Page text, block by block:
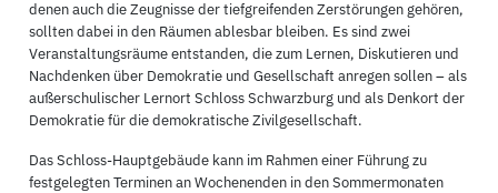
denen auch die Zeugnisse der tiefgreifenden Zerstörungen gehören,
sollten dabei in den Räumen ablesbar bleiben. Es sind zwei
Veranstaltungsräume entstanden, die zum Lernen, Diskutieren und
Nachdenken über Demokratie und Gesellschaft anregen sollen – als
außerschulischer Lernort Schloss Schwarzburg und als Denkort der
Demokratie für die demokratische Zivilgesellschaft.
Das Schloss-Hauptgebäude kann im Rahmen einer Führung zu
festgelegten Terminen an Wochenenden in den Sommermonaten